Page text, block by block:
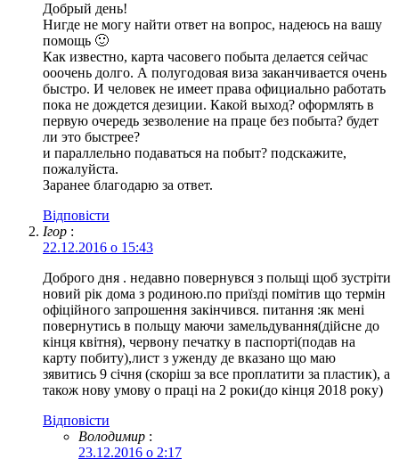
Добрый день!
Нигде не могу найти ответ на вопрос, надеюсь на вашу
помощь 🙂
Как известно, карта часовего побыта делается сейчас
ооочень долго. А полугодовая виза заканчивается очень
быстро. И человек не имеет права официально работать
пока не дождется дезиции. Какой выход? оформлять в
первую очередь зезволение на праце без побыта? будет
ли это быстрее?
и параллельно подаваться на побыт? подскажите,
пожалуйста.
Заранее благодарю за ответ.
Відповіcти
Ігор :
22.12.2016 о 15:43
Доброго дня . недавно повернувся з польщі щоб зустріти
новий рік дома з родиною.по приїзді помітив що термін
офіційного запрошення закінчився. питання :як мені
повернутись в польщу маючи замельдування(дійсне до
кінця квітня), червону печатку в паспорті(подав на
карту побиту),лист з уженду де вказано що маю
зявитись 9 січня (скоріш за все проплатити за пластик), а
також нову умову о праці на 2 роки(до кінця 2018 року)
Відповіcти
Володимир :
23.12.2016 о 2:17